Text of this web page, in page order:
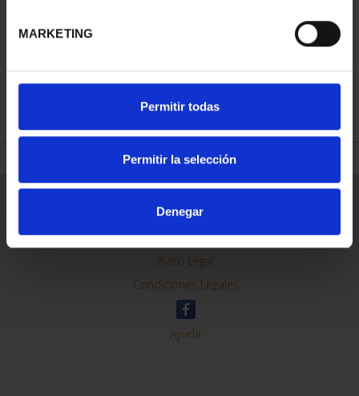
MARKETING
Permitir todas
Permitir la selección
Denegar
REFINAR
Contacto
Preguntas Frequentes (FAQs)
Aviso Legal
Condiciones Legales
Ayuda